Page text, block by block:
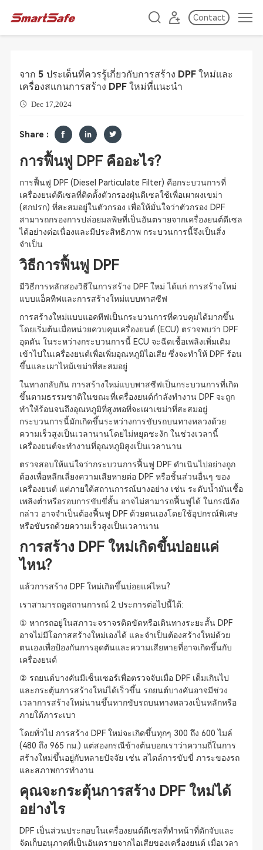
Contact
จาก 5 ประเด็นที่ควรรู้เกี่ยวกับการสร้าง DPF ใหม่และ
เครื่องสแกนการสร้าง DPF ใหม่ที่แนะนำ
Dec 17,2024
Share :
การฟื้นฟู DPF คืออะไร?
การฟื้นฟู DPF (Diesel Particulate Filter) คือกระบวนการที่
เครื่องยนต์ดีเซลที่ติดตั้งตัวกรองฝุ่นดีเซลใช้เพื่อเผาผงเขม่า
(สกปรก) ที่สะสมอยู่ในตัวกรอง เพื่อให้มั่นใจว่าตัวกรอง DPF
สามารถกรองการปล่อยมลพิษที่เป็นอันตรายจากเครื่องยนต์ดีเซล
ได้อย่างต่อเนื่องและมีประสิทธิภาพ กระบวนการนี้จึงเป็นสิ่ง
จำเป็น
วิธีการฟื้นฟู DPF
มีวิธีการหลักสองวิธีในการสร้าง DPF ใหม่ ได้แก่ การสร้างใหม่
แบบแอ็คทีฟและการสร้างใหม่แบบพาสซีฟ
การสร้างใหม่แบบแอคทีฟเป็นกระบวนการที่ควบคุมได้มากขึ้น
โดยเริ่มต้นเมื่อหน่วยควบคุมเครื่องยนต์ (ECU) ตรวจพบว่า DPF
อุดตัน ในระหว่างกระบวนการนี้ ECU จะฉีดเชื้อเพลิงเพิ่มเติม
เข้าไปในเครื่องยนต์เพื่อเพิ่มอุณหภูมิไอเสีย ซึ่งจะทำให้ DPF ร้อน
ขึ้นและเผาไหม้เขม่าที่สะสมอยู่
ในทางกลับกัน การสร้างใหม่แบบพาสซีฟเป็นกระบวนการที่เกิด
ขึ้นตามธรรมชาติในขณะที่เครื่องยนต์กำลังทำงาน DPF จะถูก
ทำให้ร้อนจนถึงอุณหภูมิที่สูงพอที่จะเผาเขม่าที่สะสมอยู่
กระบวนการนี้มักเกิดขึ้นระหว่างการขับรถบนทางหลวงด้วย
ความเร็วสูงเป็นเวลานานโดยไม่หยุดชะงัก ในช่วงเวลานี้
เครื่องยนต์จะทำงานที่อุณหภูมิสูงเป็นเวลานาน
ตรวจสอบให้แน่ใจว่ากระบวนการฟื้นฟู DPF ดำเนินไปอย่างถูก
ต้องเพื่อหลีกเลี่ยงความเสียหายต่อ DPF หรือชิ้นส่วนอื่นๆ ของ
เครื่องยนต์ แต่ภายใต้สถานการณ์บางอย่าง เช่น ระดับน้ำมันเชื้อ
เพลิงต่ำหรือรอบการขับขี่สั้น อาจไม่สามารถฟื้นฟูได้ ในกรณีดัง
กล่าว อาจจำเป็นต้องฟื้นฟู DPF ด้วยตนเองโดยใช้อุปกรณ์พิเศษ
หรือขับรถด้วยความเร็วสูงเป็นเวลานาน
การสร้าง DPF ใหม่เกิดขึ้นบ่อยแค่
ไหน?
แล้วการสร้าง DPF ใหม่เกิดขึ้นบ่อยแค่ไหน?
เราสามารถดูสถานการณ์ 2 ประการต่อไปนี้ได้:
① หากรถอยู่ในสภาวะจราจรติดขัดหรือเดินทางระยะสั้น DPF
อาจไม่มีโอกาสสร้างใหม่เองได้ และจำเป็นต้องสร้างใหม่ด้วย
ตนเองเพื่อป้องกันการอุดตันและความเสียหายที่อาจเกิดขึ้นกับ
เครื่องยนต์
② รถยนต์บางคันมีเซ็นเซอร์เพื่อตรวจจับเมื่อ DPF เต็มเกินไป
และกระตุ้นการสร้างใหม่ได้เร็วขึ้น รถยนต์บางคันอาจมีช่วง
เวลาการสร้างใหม่นานขึ้นหากขับรถบนทางหลวงเป็นหลักหรือ
ภายใต้ภาระเบา
โดยทั่วไป การสร้าง DPF ใหม่จะเกิดขึ้นทุกๆ 300 ถึง 600 ไมล์
(480 ถึง 965 กม.) แต่สองกรณีข้างต้นบอกเราว่าความถี่ในการ
สร้างใหม่ขึ้นอยู่กับหลายปัจจัย เช่น สไตล์การขับขี่ ภาระของรถ
และสภาพการทำงาน
คุณจะกระตุ้นการสร้าง DPF ใหม่ได้
อย่างไร
DPF เป็นส่วนประกอบในเครื่องยนต์ดีเซลที่ทำหน้าที่ดักจับและ
จัดเก็บอนุภาคที่เป็นอันตรายจากไอเสียของเครื่องยนต์ เมื่อเวลา